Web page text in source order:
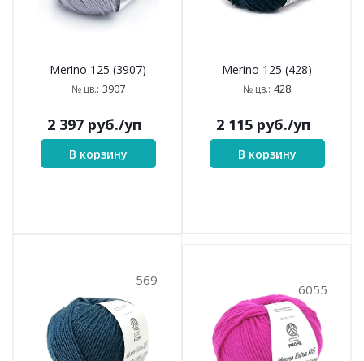
Merino 125 (3907)
№ цв.: 3907
2 397руб./уп
В корзину
Merino 125 (428)
№ цв.: 428
2 115руб./уп
В корзину
569
6055